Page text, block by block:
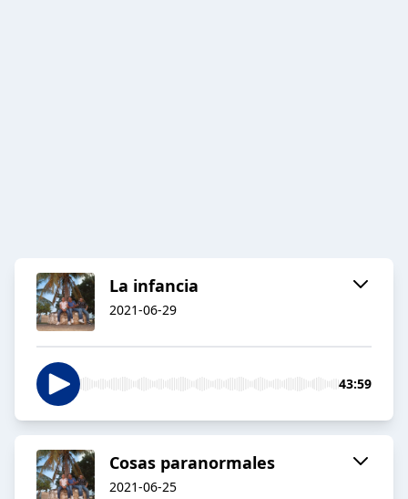
La infancia
2021-06-29
43:59
Cosas paranormales
2021-06-25